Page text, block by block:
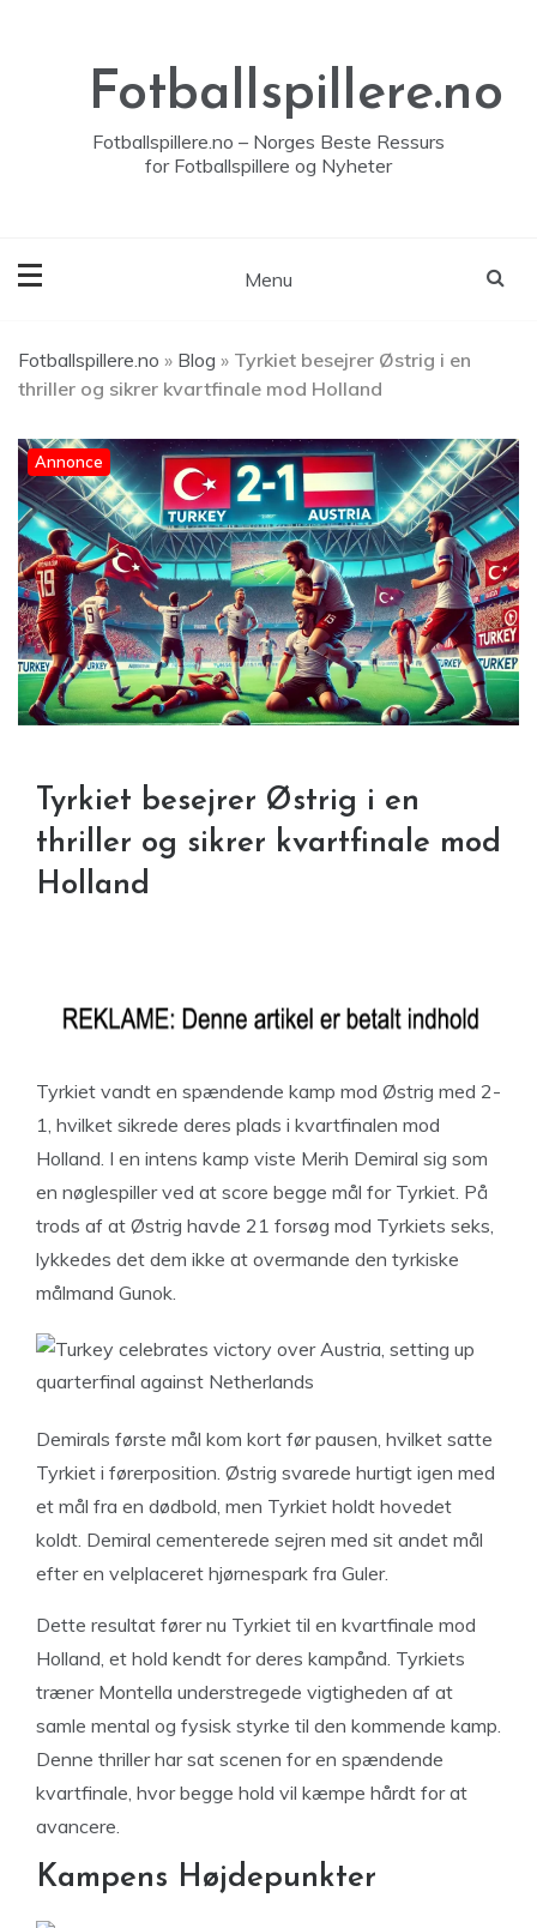
Fotballspillere.no
Fotballspillere.no – Norges Beste Ressurs
for Fotballspillere og Nyheter
Menu
Fotballspillere.no » Blog » Tyrkiet besejrer Østrig i en
thriller og sikrer kvartfinale mod Holland
Annonce
Tyrkiet besejrer Østrig i en
thriller og sikrer kvartfinale mod
Holland
Tyrkiet vandt en spændende kamp mod Østrig med 2-
1, hvilket sikrede deres plads i kvartfinalen mod
Holland. I en intens kamp viste Merih Demiral sig som
en nøglespiller ved at score begge mål for Tyrkiet. På
trods af at Østrig havde 21 forsøg mod Tyrkiets seks,
lykkedes det dem ikke at overmande den tyrkiske
målmand Gunok.
Demirals første mål kom kort før pausen, hvilket satte
Tyrkiet i førerposition. Østrig svarede hurtigt igen med
et mål fra en dødbold, men Tyrkiet holdt hovedet
koldt. Demiral cementerede sejren med sit andet mål
efter en velplaceret hjørnespark fra Guler.
Dette resultat fører nu Tyrkiet til en kvartfinale mod
Holland, et hold kendt for deres kampånd. Tyrkiets
træner Montella understregede vigtigheden af at
samle mental og fysisk styrke til den kommende kamp.
Denne thriller har sat scenen for en spændende
kvartfinale, hvor begge hold vil kæmpe hårdt for at
avancere.
Kampens Højdepunkter